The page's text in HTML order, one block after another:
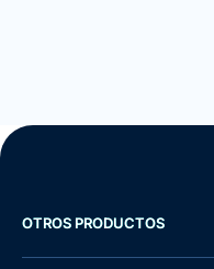
OTROS PRODUCTOS